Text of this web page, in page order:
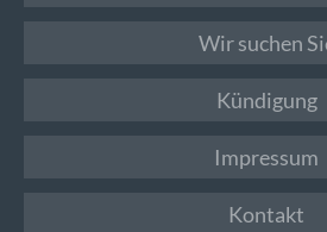
Wir suchen
Kündigung
Impressum
Kontakt